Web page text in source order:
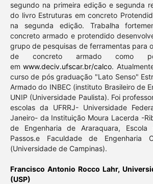
segundo na primeira edição e segunda
do livro Estruturas em concreto
na segunda edição. Trabalha
concreto armado e protendido
grupo de pesquisas de ferramentas para
de concreto armado como
emwww.deciv.ufscar.br/calco.
curso de pós graduação "Lato Senso"
Armado do INBEC (instituto Brasileiro de
UNIP (Universidade Paulista). Foi
escolas da UFRRJ- Universidade
Janeiro- da Instituição Moura Lacerda -
de Engenharia de Araraquara, Escola
Passos.e Faculdade de Engenharia
(Universidade de Campinas).
Francisco Antonio Rocco Lahr,
(USP)